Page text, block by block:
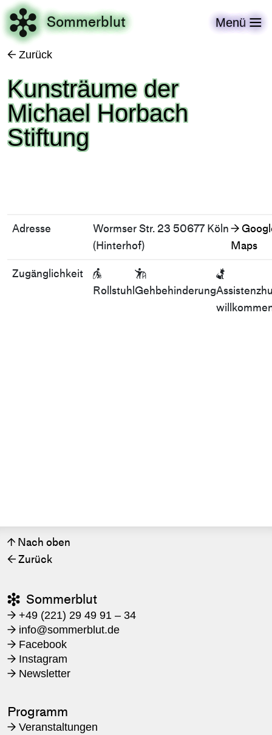
 Sommerblut Menü 
← Zurück
Kunsträume der
Michael Horbach
Stiftung
Adresse
Wormser Str. 23 50677 Köln
(Hinterhof)
→
Maps
Zugänglichkeit 
Rollstuhl

Gehbehinderung

↑ Nach oben
← Zurück
 Sommerblut
→ +49 (221) 29 49 91 – 34
→ ​info@sommerblut.de
→ Facebook
→ Instagram
→ Newsletter
Programm
→ Veranstaltungen